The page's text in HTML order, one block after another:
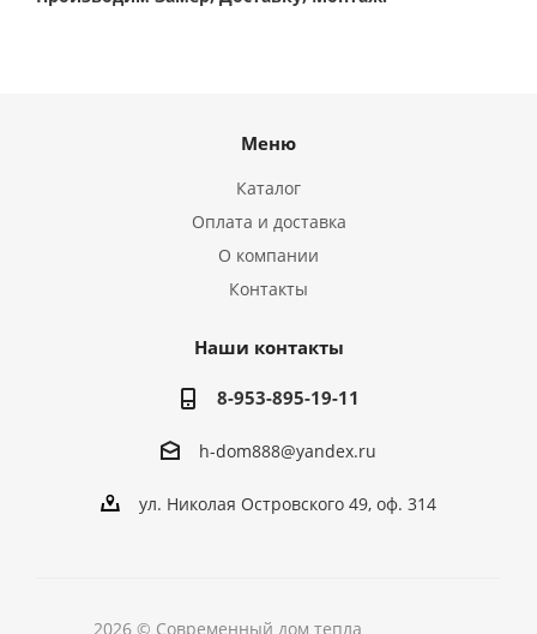
Меню
Каталог
Оплата и доставка
О компании
Контакты
Наши контакты
8-953-895-19-11
h-dom888@yandex.ru
ул. Николая Островского 49, оф. 314
2026 © Современный дом тепла